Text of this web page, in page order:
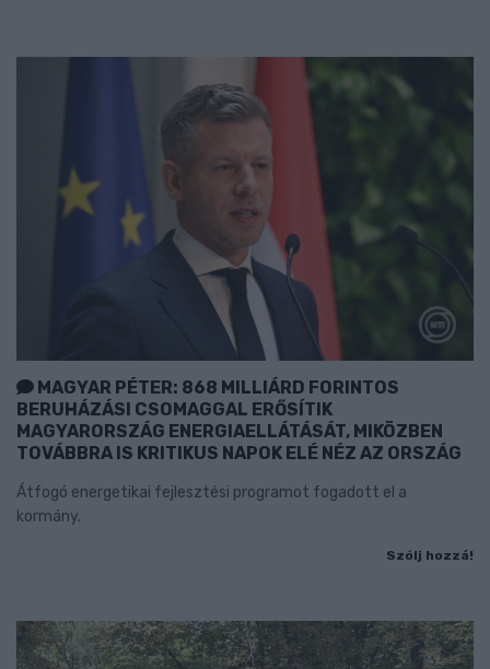
MAGYAR PÉTER: 868 MILLIÁRD FORINTOS
BERUHÁZÁSI CSOMAGGAL ERŐSÍTIK
MAGYARORSZÁG ENERGIAELLÁTÁSÁT, MIKÖZBEN
TOVÁBBRA IS KRITIKUS NAPOK ELÉ NÉZ AZ ORSZÁG
Átfogó energetikai fejlesztési programot fogadott el a
kormány.
Szólj hozzá!